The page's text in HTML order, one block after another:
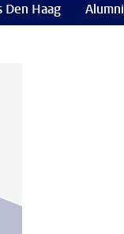
Den Haag Alumni